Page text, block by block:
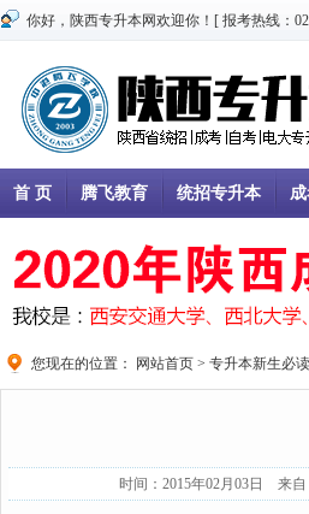
你好，陕西专升本网欢迎你！[ 报考热线：
首 页 腾飞教育 统招专升本
您现在的位置： 网站首页 > 专升本新生必读
时间：2015年02月03日 来